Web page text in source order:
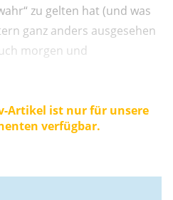
zu gelten hat (und was
ganz anders ausgesehen
morgen und
Artikel ist nur für unsere
verfügbar.